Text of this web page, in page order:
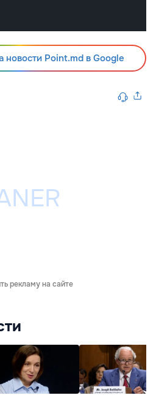
новости Point.md в Google
рекламу на сайте